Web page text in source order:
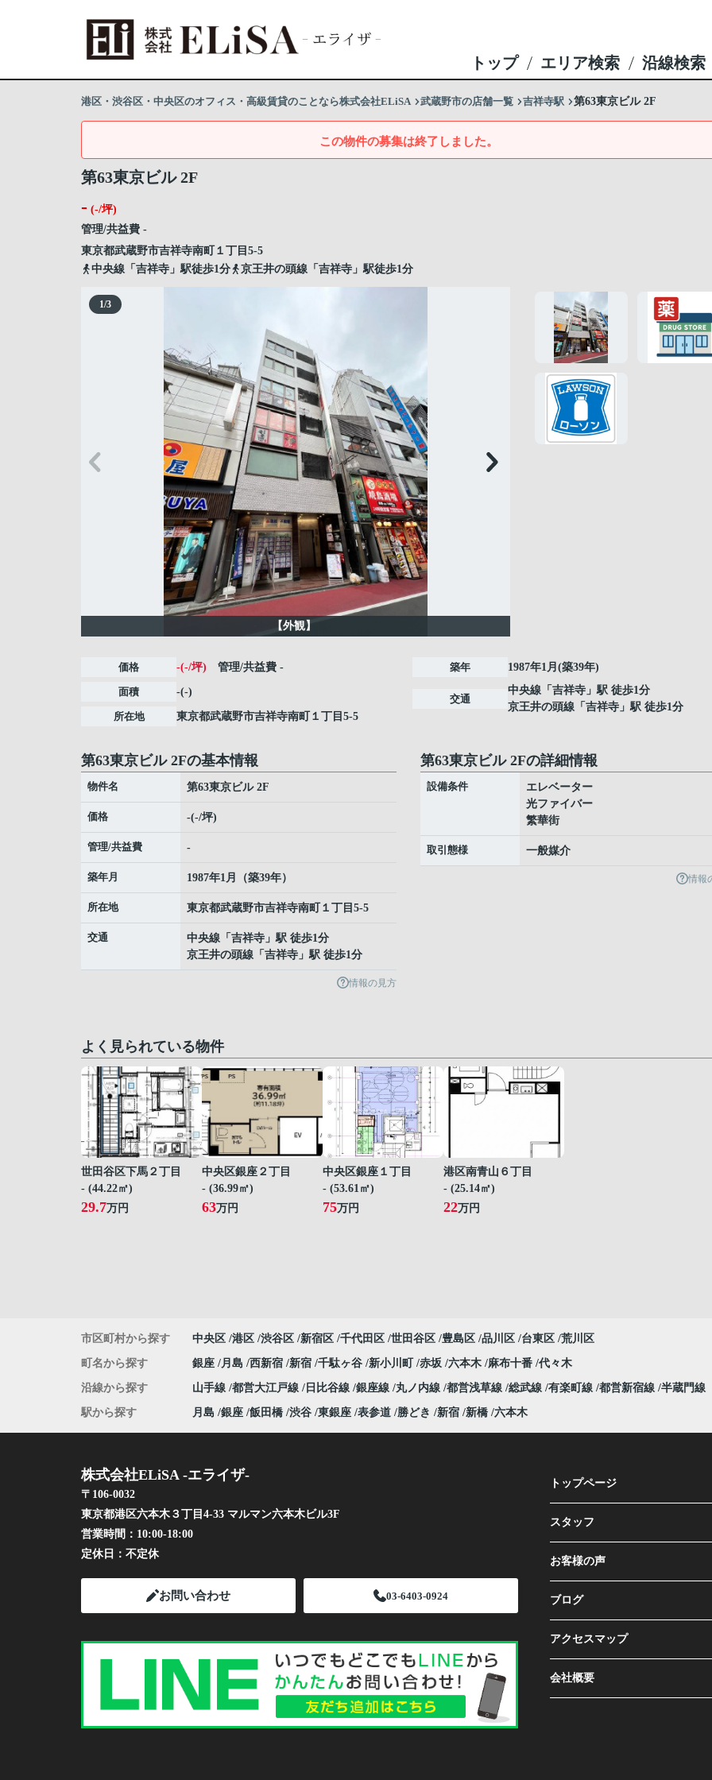
トップ エリア検索 沿線検索
港区・渋谷区・中央区のオフィス・高級賃貸のことなら株式会社ELiSA 武蔵野市の店舗一覧 吉祥寺駅 第63東京ビル 2F
この物件の募集は終了しました。
第63東京ビル 2F
- (-/坪)
管理/共益費 -
東京都武蔵野市吉祥寺南町
１丁目5-5
中央線「吉祥寺」駅徒歩1分
京王井の頭線「吉祥寺」駅徒歩1分
1/3
【外観】
価格 -(-/坪) 管理/共益費 -
面積 -(-)
所在地 東京都武蔵野市吉祥寺南町 １丁目5-5
築年 1987年1月(築39年)
交通
中央線 「 吉祥寺 」駅 徒歩1分
京王井の頭線 「 吉祥寺 」駅 徒歩1分
第63東京ビル 2Fの基本情報
物件名 第63東京ビル 2F
価格 -(-/坪)
管理/共益費 -
築年月 1987年1月（築39年）
所在地 東京都武蔵野市吉祥寺南町 １丁目5-5
交通 中央線 「 吉祥寺 」駅 徒歩1分
京王井の頭線 「 吉祥寺 」駅 徒歩1分
情報の見方
第63東京ビル 2Fの詳細情報
設備条件
エレベーター
光ファイバー
繁華街
取引態様 一般媒介
情報
よく見られている物件
世田谷区下馬２丁目
- (44.22㎡)
29.7万円
中央区銀座２丁目
- (36.99㎡)
63万円
中央区銀座１丁目
- (53.61㎡)
75万円
港区南青山６丁目
- (25.14㎡)
22万円
市区町村から探す 中央区 港区 渋谷区 新宿区 千代田区 世田谷区 豊島区 品川区 台東区 荒川区
町名から探す 銀座 月島 西新宿 新宿 千駄ヶ谷 新小川町 赤坂 六本木 麻布十番 代々木
沿線から探す 山手線 都営大江戸線 日比谷線 銀座線 丸ノ内線 都営浅草線 総武線 有楽町線 都営新宿線 半蔵門線
駅から探す 月島 銀座 飯田橋 渋谷 東銀座 表参道 勝どき 新宿 新橋 六本木
株式会社ELiSA -エライザ-
〒106-0032
東京都港区六本木３丁目4-33 マルマン六本木ビル3F
営業時間： 10:00-18:00
定休日： 不定休
お問い合わせ 03-6403-0924
トップページ
スタッフ
お客様の声
ブログ
アクセスマップ
会社概要